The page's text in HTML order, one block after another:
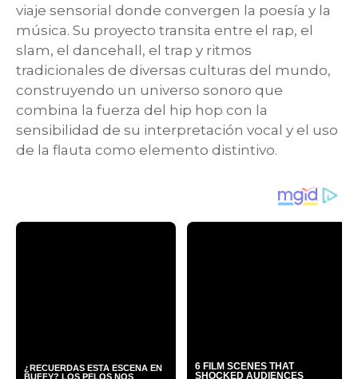
viaje sensorial donde convergen la poesía y la
música. Su proyecto transita entre el rap, el
slam, el dancehall, el trap y ritmos
tradicionales de diversas culturas del mundo,
construyendo un universo sonoro que
combina la fuerza del hip hop con la
sensibilidad de su interpretación vocal y el uso
de la flauta como elemento distintivo.